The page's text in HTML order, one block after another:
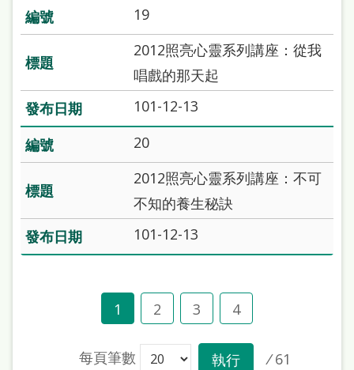
19
2012照亮心靈系列講座：從我
唱戲的那天起
101-12-13
20
2012照亮心靈系列講座：不可
不知的養生秘訣
101-12-13
1 2 3 4
每頁筆數 執行 / 61